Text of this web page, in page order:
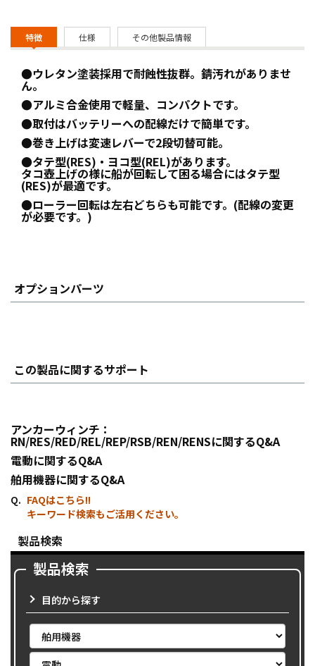
特徴 仕様 その他製品情報
●ウレタン塗装採用で耐蝕性抜群。錆汚れがありませ
ん。
●アルミ合金使用で軽量、コンパクトです。
●取付はバッテリーへの配線だけで簡単です。
●巻き上げは変速レバーで2段切替可能。
●タテ型(RES)・ヨコ型(REL)があります。
タコ壺上げの様に船が回転して困る場合にはタテ型
(RES)が最適です。
●ローラー回転は左右どちらも可能です。(配線の変更
が必要です。)
オプションパーツ
この製品に関するサポート
アンカーウィンチ：
RN/RES/RED/REL/REP/RSB/REN/RENSに関するQ&A
電動に関するQ&A
舶用機器に関するQ&A
FAQはこちら!!
キーワード検索もご活用ください。
製品検索
製品検索
目的から探す